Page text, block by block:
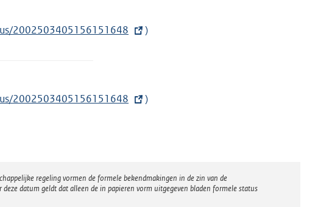
2002503405156151648 )
2002503405156151648 )
regeling vormen de formele bekendmakingen in de zin van de
datum geldt dat alleen de in papieren vorm uitgegeven bladen formele status